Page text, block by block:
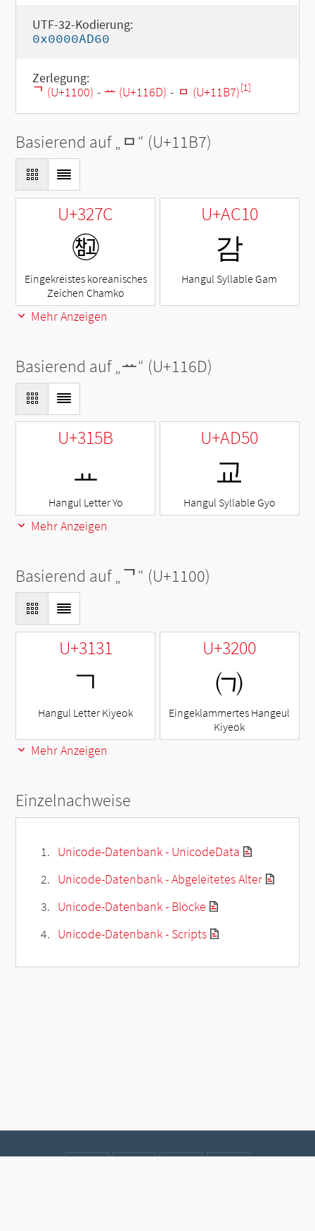
UTF-32-Kodierung:
0x0000AD60
Zerlegung:
ᄀ (U+1100) - ᅭ (U+116D) - ᆷ (U+11B7)[1]
Basierend auf „ᆷ“ (U+11B7)
U+327C
㉼
Eingekreistes koreanisches
Zeichen Chamko
U+AC10
감
Hangul Syllable Gam
Mehr Anzeigen
Basierend auf „ᅭ“ (U+116D)
U+315B
ㅛ
Hangul Letter Yo
U+AD50
교
Hangul Syllable Gyo
Mehr Anzeigen
Basierend auf „ᄀ“ (U+1100)
U+3131
ㄱ
Hangul Letter Kiyeok
U+3200
㈀
Eingeklammertes Hangeul
Kiyeok
Mehr Anzeigen
Einzelnachweise
Unicode-Datenbank - UnicodeData
Unicode-Datenbank - Abgeleitetes Alter
Unicode-Datenbank - Blöcke
Unicode-Datenbank - Scripts